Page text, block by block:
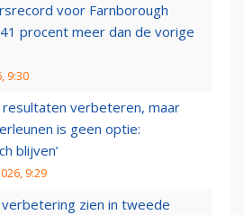
voor Farnborough
procent meer dan de vorige
9:30
resultaten verbeteren, maar
is geen optie:
blijven’
9:29
verbetering zien in tweede